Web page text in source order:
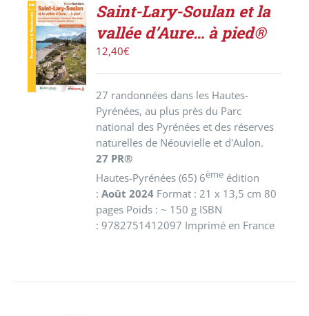
ACHETER
LE
PRODUIT
/
DÉTAILS
Saint-Lary-Soulan et la
vallée d’Aure… à pied®
12,40€
27 randonnées dans les Hautes-
Pyrénées, au plus près du Parc
national des Pyrénées et des réserves
naturelles de Néouvielle et d'Aulon.
27 PR®
Hautes-Pyrénées (65) 6ème édition
: Août 2024 Format : 21 x 13,5 cm 80
pages Poids : ~ 150 g ISBN
: 9782751412097 Imprimé en France